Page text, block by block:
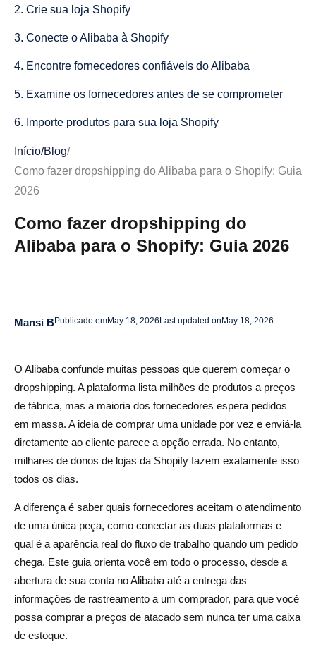
2. Crie sua loja Shopify
3. Conecte o Alibaba à Shopify
4. Encontre fornecedores confiáveis do Alibaba
5. Examine os fornecedores antes de se comprometer
6. Importe produtos para sua loja Shopify
7. Avalie seus produtos para obter lucro
8. Atenda pedidos e gerencie o envio
Escalando sua loja Alibaba Shopify
Como faço para conectar o Alibaba à Shopify sem um
aplicativo?
dropshipping?
Quanto tempo leva o envio do Alibaba para pedidos de
dropshipping?
O Alibaba é seguro para dropshipping?
Preciso de uma licença comercial para fazer
dropshipping do Alibaba?
Início/Blog/
Como fazer dropshipping do Alibaba para o Shopify: Guia
2026
Como fazer dropshipping do
Alibaba para o Shopify: Guia 2026
Mansi BPublicado emMay 18, 2026 Last updated on May 18, 2026
O Alibaba confunde muitas pessoas que querem começar o
dropshipping. A plataforma lista milhões de produtos a preços
de fábrica, mas a maioria dos fornecedores espera pedidos
em massa. A ideia de comprar uma unidade por vez e enviá-la
diretamente ao cliente parece a opção errada. No entanto,
milhares de donos de lojas da Shopify fazem exatamente isso
todos os dias.
A diferença é saber quais fornecedores aceitam o atendimento
de uma única peça, como conectar as duas plataformas e
qual é a aparência real do fluxo de trabalho quando um pedido
chega. Este guia orienta você em todo o processo, desde a
abertura de sua conta no Alibaba até a entrega das
informações de rastreamento a um comprador, para que você
possa comprar a preços de atacado sem nunca ter uma caixa
de estoque.